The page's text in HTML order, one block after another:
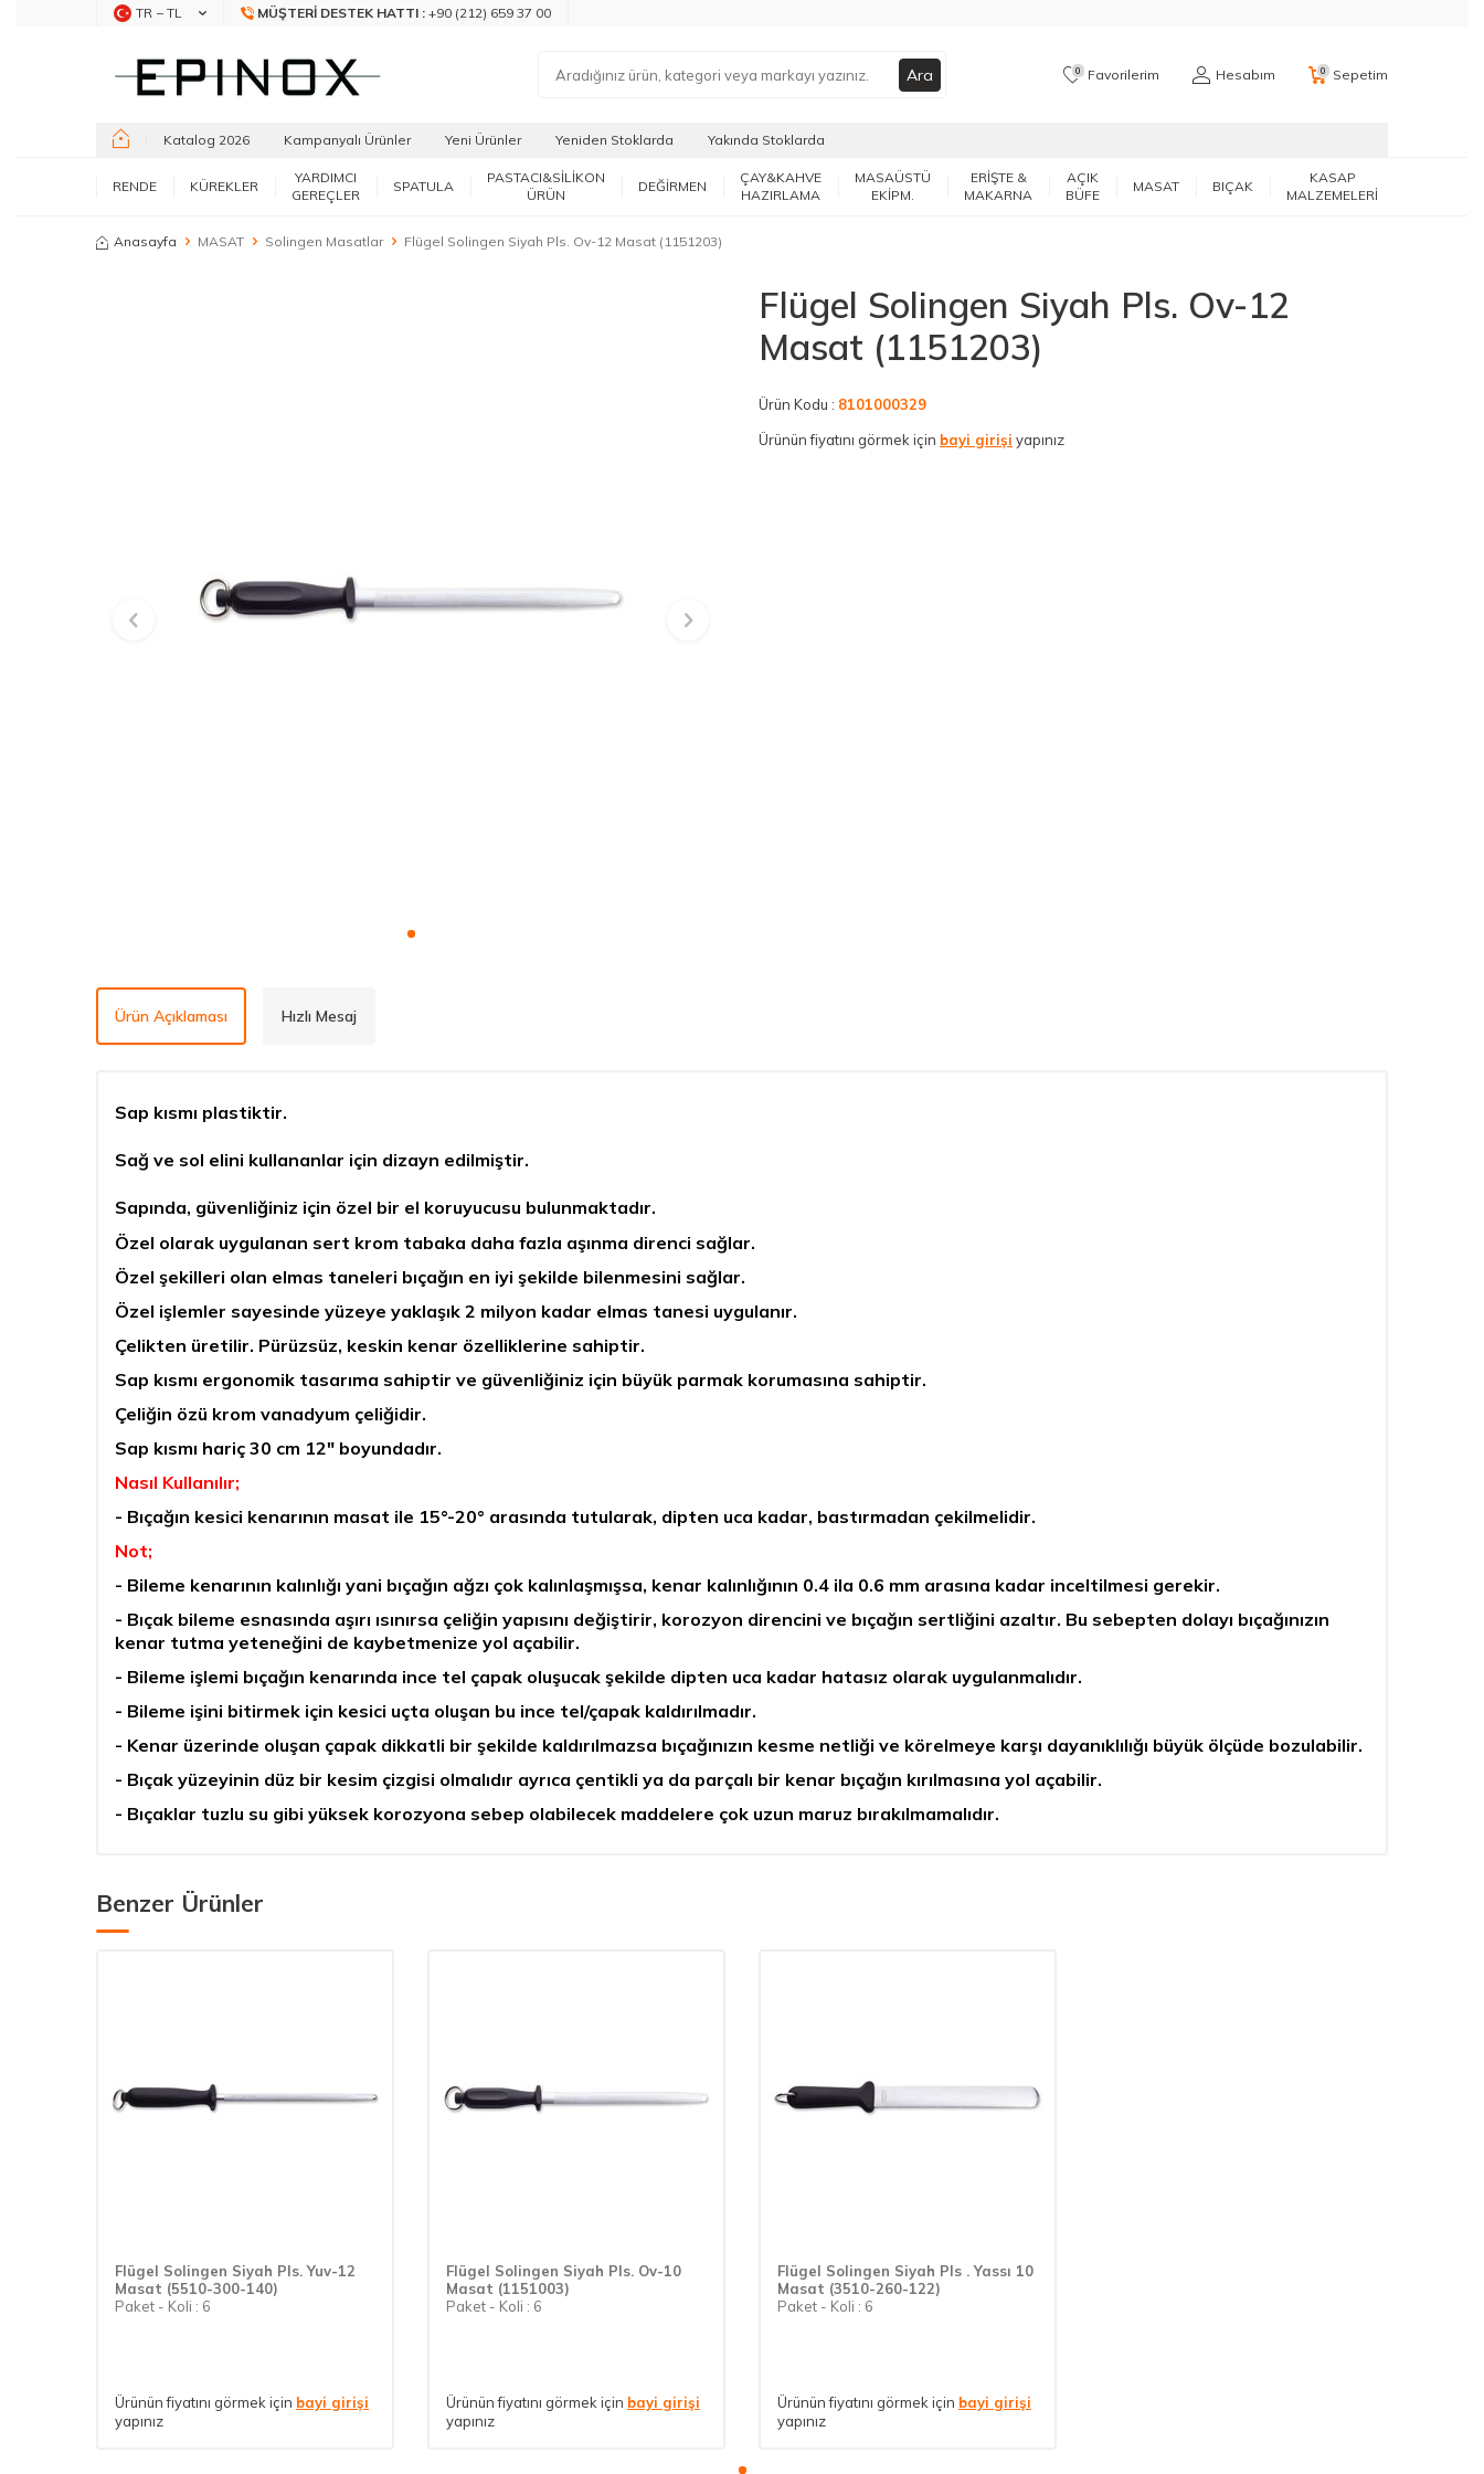
TR − TL MÜŞTERI DESTEK HATTI : +90 (212) 659 37 00
Ara 0 Favorilerim Hesabım 0 Sepetim
Katalog 2026 Kampanyalı Ürünler Yeni Ürünler Yeniden Stoklarda Yakında Stoklarda
RENDE KÜREKLER
YARDIMCI
GEREÇLER
SPATULA
PASTACI&SİLİKON
ÜRÜN
DEĞİRMEN
ÇAY&KAHVE
HAZIRLAMA
MASAÜSTÜ
EKİPM.
ERİŞTE &
MAKARNA
AÇIK
BÜFE
MASAT BIÇAK
KASAP
MALZEMELERİ
Anasayfa MASAT Solingen Masatlar Flügel Solingen Siyah Pls. Ov-12 Masat (1151203)
Flügel Solingen Siyah Pls. Ov-12
Masat (1151203)
Ürün Kodu : 8101000329
Ürünün fiyatını görmek için bayi girişi yapınız
Ürün Açıklaması Hızlı Mesaj
Sap kısmı plastiktir.
Sağ ve sol elini kullananlar için dizayn edilmiştir.
Sapında, güvenliğiniz için özel bir el koruyucusu bulunmaktadır.
Özel olarak uygulanan sert krom tabaka daha fazla aşınma direnci sağlar.
Özel şekilleri olan elmas taneleri bıçağın en iyi şekilde bilenmesini sağlar.
Özel işlemler sayesinde yüzeye yaklaşık 2 milyon kadar elmas tanesi uygulanır.
Çelikten üretilir. Pürüzsüz, keskin kenar özelliklerine sahiptir.
Sap kısmı ergonomik tasarıma sahiptir ve güvenliğiniz için büyük parmak korumasına sahiptir.
Çeliğin özü krom vanadyum çeliğidir.
Sap kısmı hariç 30 cm 12" boyundadır.
Nasıl Kullanılır;
- Bıçağın kesici kenarının masat ile 15°-20° arasında tutularak, dipten uca kadar, bastırmadan çekilmelidir.
Not;
- Bileme kenarının kalınlığı yani bıçağın ağzı çok kalınlaşmışsa, kenar kalınlığının 0.4 ila 0.6 mm arasına kadar inceltilmesi gerekir.
- Bıçak bileme esnasında aşırı ısınırsa çeliğin yapısını değiştirir, korozyon direncini ve bıçağın sertliğini azaltır. Bu sebepten dolayı bıçağınızın
kenar tutma yeteneğini de kaybetmenize yol açabilir.
- Bileme işlemi bıçağın kenarında ince tel çapak oluşucak şekilde dipten uca kadar hatasız olarak uygulanmalıdır.
- Bileme işini bitirmek için kesici uçta oluşan bu ince tel/çapak kaldırılmadır.
- Kenar üzerinde oluşan çapak dikkatli bir şekilde kaldırılmazsa bıçağınızın kesme netliği ve körelmeye karşı dayanıklılığı büyük ölçüde bozulabilir.
- Bıçak yüzeyinin düz bir kesim çizgisi olmalıdır ayrıca çentikli ya da parçalı bir kenar bıçağın kırılmasına yol açabilir.
- Bıçaklar tuzlu su gibi yüksek korozyona sebep olabilecek maddelere çok uzun maruz bırakılmamalıdır.
Benzer Ürünler
Flügel Solingen Siyah Pls. Yuv-12
Masat (5510-300-140)
Paket - Koli : 6
Ürünün fiyatını görmek için bayi girişi
yapınız
Flügel Solingen Siyah Pls. Ov-10
Masat (1151003)
Paket - Koli : 6
Ürünün fiyatını görmek için bayi girişi
yapınız
Flügel Solingen Siyah Pls . Yassı 10
Masat (3510-260-122)
Paket - Koli : 6
Ürünün fiyatını görmek için bayi girişi
yapınız